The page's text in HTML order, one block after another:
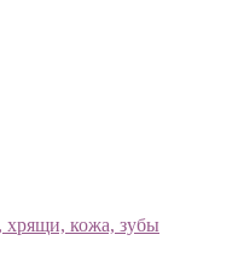
хрящи, кожа, зубы